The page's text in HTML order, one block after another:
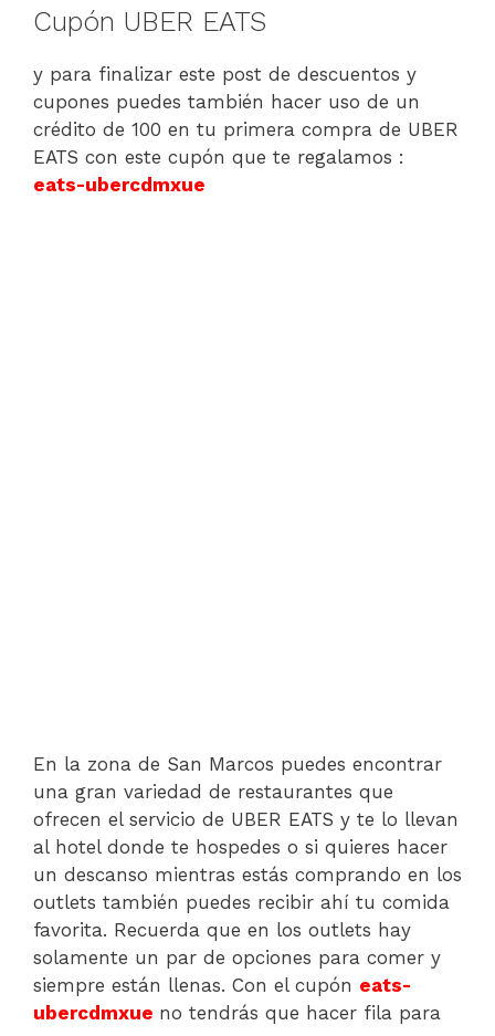
Cupón UBER EATS
y para finalizar este post de descuentos y
cupones puedes también hacer uso de un
crédito de 100 en tu primera compra de UBER
EATS con este cupón que te regalamos :
eats-ubercdmxue
En la zona de San Marcos puedes encontrar
una gran variedad de restaurantes que
ofrecen el servicio de UBER EATS y te lo llevan
al hotel donde te hospedes o si quieres hacer
un descanso mientras estás comprando en los
outlets también puedes recibir ahí tu comida
favorita. Recuerda que en los outlets hay
solamente un par de opciones para comer y
siempre están llenas. Con el cupón eats-
ubercdmxue no tendrás que hacer fila para